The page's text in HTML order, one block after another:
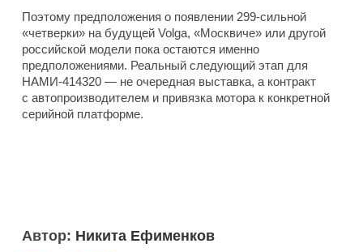
Поэтому предположения о появлении 299-сильной
«четверки» на будущей Volga, «Москвиче» или другой
российской модели пока остаются именно
предположениями. Реальный следующий этап для
НАМИ-414320 — не очередная выставка, а контракт
с автопроизводителем и привязка мотора к конкретной
серийной платформе.
Автор: Никита Ефименков